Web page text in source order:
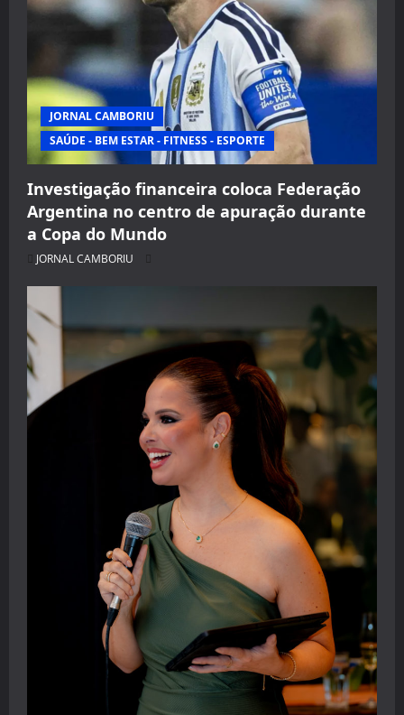
JORNAL CAMBORIU
SAÚDE - BEM ESTAR - FITNESS - ESPORTE
Investigação financeira coloca Federação
Argentina no centro de apuração durante
a Copa do Mundo
JORNAL CAMBORIU